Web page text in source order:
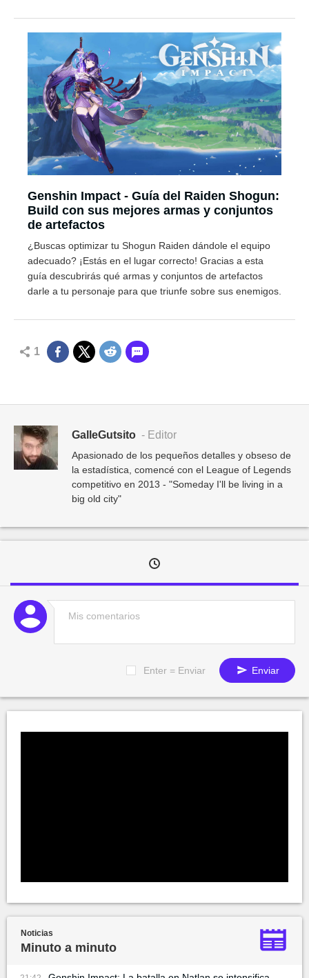
Genshin Impact - Guía del Raiden Shogun:
Build con sus mejores armas y conjuntos
de artefactos
¿Buscas optimizar tu Shogun Raiden dándole el equipo
adecuado? ¡Estás en el lugar correcto! Gracias a esta
guía descubrirás qué armas y conjuntos de artefactos
darle a tu personaje para que triunfe sobre sus enemigos.
1
GalleGutsito - Editor
Apasionado de los pequeños detalles y obseso de
la estadística, comencé con el League of Legends
competitivo en 2013 - "Someday I'll be living in a
big old city"
Enter = Enviar Enviar
Noticias
Minuto a minuto